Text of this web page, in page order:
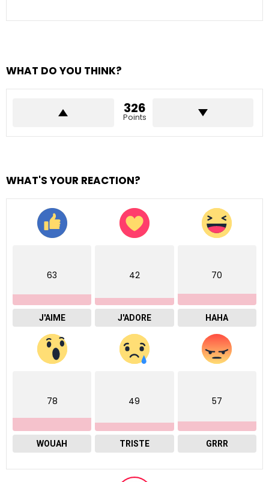
WHAT DO YOU THINK?
326
Points
WHAT'S YOUR REACTION?
63
J'AIME
42
J'ADORE
70
HAHA
78
WOUAH
49
TRISTE
57
GRRR